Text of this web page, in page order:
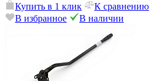
Купить в 1 клик
К сравнению
В избранное
В наличии